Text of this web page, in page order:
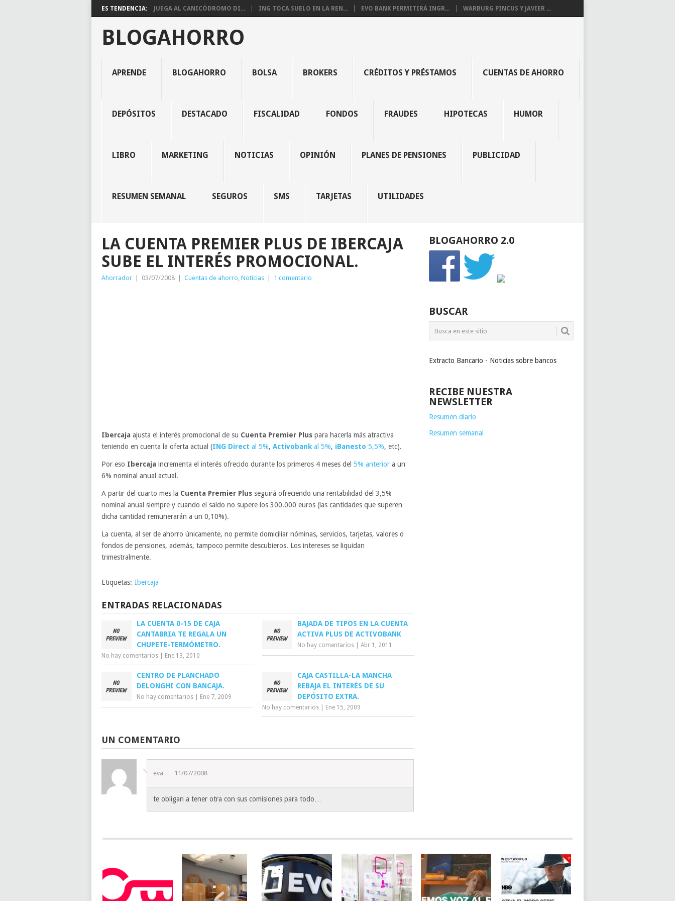
ES TENDENCIA: JUEGA AL CANICÓDROMO DI... ING TOCA SUELO EN LA REN... EVO BANK PERMITIRÁ INGR... WARBURG PINCUS Y JAVIER ...
BLOGAHORRO
APRENDE BLOGAHORRO BOLSA BROKERS CRÉDITOS Y PRÉSTAMOS CUENTAS DE AHORRO
DEPÓSITOS DESTACADO FISCALIDAD FONDOS FRAUDES HIPOTECAS HUMOR
LIBRO MARKETING NOTICIAS OPINIÓN PLANES DE PENSIONES PUBLICIDAD
RESUMEN SEMANAL SEGUROS SMS TARJETAS UTILIDADES
LA CUENTA PREMIER PLUS DE IBERCAJA
SUBE EL INTERÉS PROMOCIONAL.
Ahorrador 03/07/2008 Cuentas de ahorro, Noticias 1 comentario
Ibercaja ajusta el interés promocional de su Cuenta Premier Plus para hacerla más atractiva
teniendo en cuenta la oferta actual (ING Direct al 5%, Activobank al 5%, iBanesto 5,5%, etc).
Por eso Ibercaja incrementa el interés ofrecido durante los primeros 4 meses del 5% anterior a un
6% nominal anual actual.
A partir del cuarto mes la Cuenta Premier Plus seguirá ofreciendo una rentabilidad del 3,5%
nominal anual siempre y cuando el saldo no supere los 300.000 euros (las cantidades que superen
dicha cantidad remunerarán a un 0,10%).
La cuenta, al ser de ahorro únicamente, no permite domiciliar nóminas, servicios, tarjetas, valores o
fondos de pensiones, además, tampoco permite descubieros. Los intereses se liquidan
trimestralmente.
Etiquetas: Ibercaja
ENTRADAS RELACIONADAS
LA CUENTA 0-15 DE CAJA
CANTABRIA TE REGALA UN
CHUPETE-TERMÓMETRO.
No hay comentarios Ene 13, 2010
BAJADA DE TIPOS EN LA CUENTA
ACTIVA PLUS DE ACTIVOBANK
No hay comentarios |Abr 1, 2011
CENTRO DE PLANCHADO
DELONGHI CON BANCAJA.
No hay comentarios Ene 7, 2009
CAJA CASTILLA-LA MANCHA
REBAJA EL INTERÉS DE SU
DEPÓSITO EXTRA.
No hay comentarios Ene 15, 2009
UN COMENTARIO
eva 11/07/2008
te obligan a tener otra con sus comisiones para todo…
BLOGAHORRO 2.0
BUSCAR
Extracto Bancario - Noticias sobre bancos
RECIBE NUESTRA
NEWSLETTER
Resumen diario
Resumen semanal